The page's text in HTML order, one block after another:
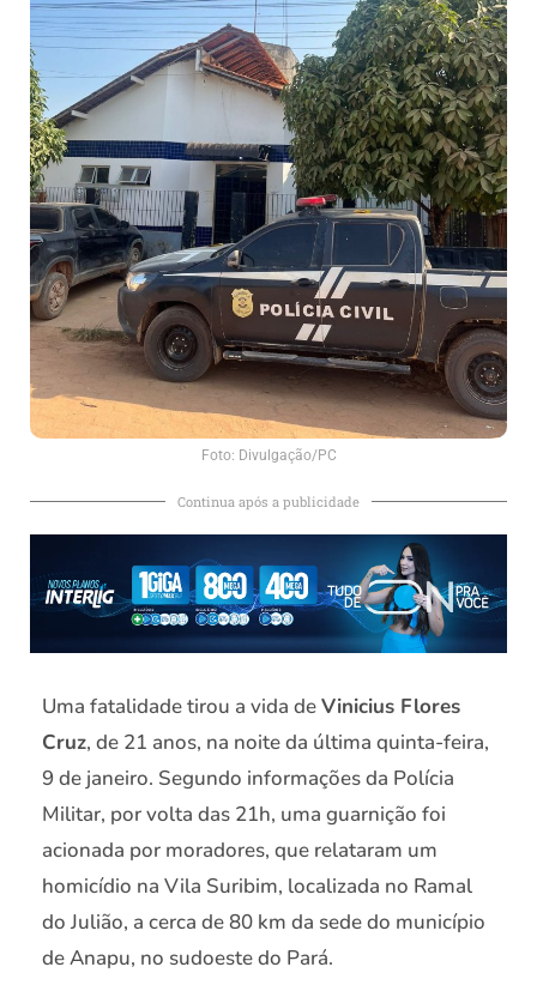
Foto: Divulgação/PC
Continua após a publicidade
Uma fatalidade tirou a vida deVinicius Flores
Cruz, de 21 anos, na noite da última quinta-feira,
9 de janeiro. Segundo informações da Polícia
Militar, por volta das 21h, uma guarnição foi
acionada por moradores, que relataram um
homicídio na Vila Suribim, localizada no Ramal
do Julião, a cerca de 80 km da sede do município
de Anapu, no sudoeste do Pará.